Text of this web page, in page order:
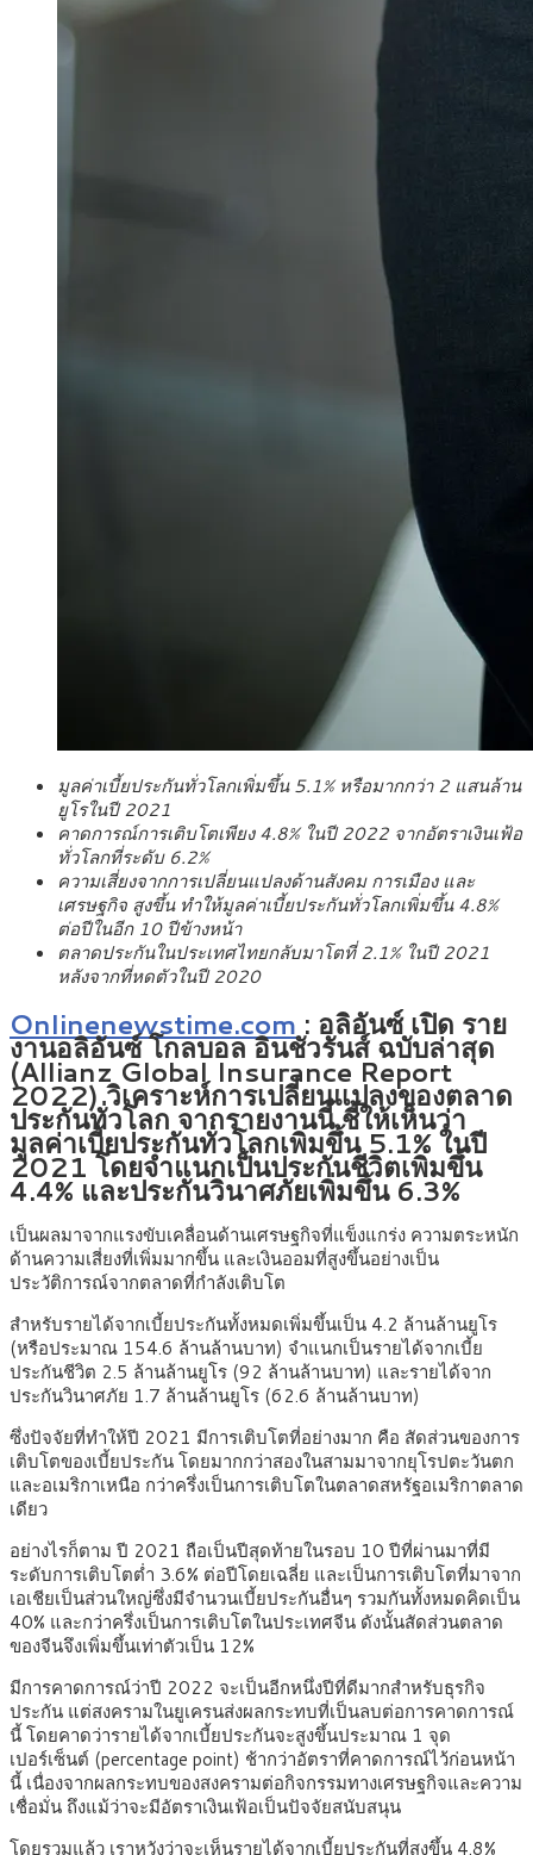
มูลค่าเบี้ยประกันทั่วโลกเพิ่มขึ้น 5.1% หรือมากกว่า 2 แสนล้าน
ยูโรในปี 2021
คาดการณ์การเติบโตเพียง 4.8% ในปี 2022 จากอัตราเงินเฟ้อ
ทั่วโลกที่ระดับ 6.2%
ความเสี่ยงจากการเปลี่ยนแปลงด้านสังคม การเมือง และ
เศรษฐกิจ สูงขึ้น ทำให้มูลค่าเบี้ยประกันทั่วโลกเพิ่มขึ้น 4.8%
ต่อปีในอีก 10 ปีข้างหน้า
ตลาดประกันในประเทศไทยกลับมาโตที่ 2.1% ในปี 2021
หลังจากที่หดตัวในปี 2020
Onlinenewstime.com : อลิอันซ์ เปิด ราย
งานอลิอันซ์ โกลบอล อินชัวรันส์ ฉบับล่าสุด
(Allianz Global Insurance Report
2022) วิเคราะห์การเปลี่ยนแปลงของตลาด
ประกันทั่วโลก จากรายงานนี้ ชี้ให้เห็นว่า
มูลค่าเบี้ยประกันทั่วโลกเพิ่มขึ้น 5.1% ในปี
2021 โดยจำแนกเป็นประกันชีวิตเพิ่มขึ้น
4.4% และประกันวินาศภัยเพิ่มขึ้น 6.3%
เป็นผลมาจากแรงขับเคลื่อนด้านเศรษฐกิจที่แข็งแกร่ง ความตระหนัก
ด้านความเสี่ยงที่เพิ่มมากขึ้น และเงินออมที่สูงขึ้นอย่างเป็น
ประวัติการณ์จากตลาดที่กำลังเติบโต
สำหรับรายได้จากเบี้ยประกันทั้งหมดเพิ่มขึ้นเป็น 4.2 ล้านล้านยูโร
(หรือประมาณ 154.6 ล้านล้านบาท) จำแนกเป็นรายได้จากเบี้ย
ประกันชีวิต 2.5 ล้านล้านยูโร (92 ล้านล้านบาท) และรายได้จาก
ประกันวินาศภัย 1.7 ล้านล้านยูโร (62.6 ล้านล้านบาท)
ซึ่งปัจจัยที่ทำให้ปี 2021 มีการเติบโตที่อย่างมาก คือ สัดส่วนของการ
เติบโตของเบี้ยประกัน โดยมากกว่าสองในสามมาจากยุโรปตะวันตก
และอเมริกาเหนือ กว่าครึ่งเป็นการเติบโตในตลาดสหรัฐอเมริกาตลาด
เดียว
อย่างไรก็ตาม ปี 2021 ถือเป็นปีสุดท้ายในรอบ 10 ปีที่ผ่านมาที่มี
ระดับการเติบโตต่ำ 3.6% ต่อปีโดยเฉลี่ย และเป็นการเติบโตที่มาจาก
เอเชียเป็นส่วนใหญ่ซึ่งมีจำนวนเบี้ยประกันอื่นๆ รวมกันทั้งหมดคิดเป็น
40% และกว่าครึ่งเป็นการเติบโตในประเทศจีน ดังนั้นสัดส่วนตลาด
ของจีนจึงเพิ่มขึ้นเท่าตัวเป็น 12%
มีการคาดการณ์ว่าปี 2022 จะเป็นอีกหนึ่งปีที่ดีมากสำหรับธุรกิจ
ประกัน แต่สงครามในยูเครนส่งผลกระทบที่เป็นลบต่อการคาดการณ์
นี้ โดยคาดว่ารายได้จากเบี้ยประกันจะสูงขึ้นประมาณ 1 จุด
เปอร์เซ็นต์ (percentage point) ช้ากว่าอัตราที่คาดการณ์ไว้ก่อนหน้า
นี้ เนื่องจากผลกระทบของสงครามต่อกิจกรรมทางเศรษฐกิจและความ
เชื่อมั่น ถึงแม้ว่าจะมีอัตราเงินเฟ้อเป็นปัจจัยสนับสนุน
โดยรวมแล้ว เราหวังว่าจะเห็นรายได้จากเบี้ยประกันที่สูงขึ้น 4.8%